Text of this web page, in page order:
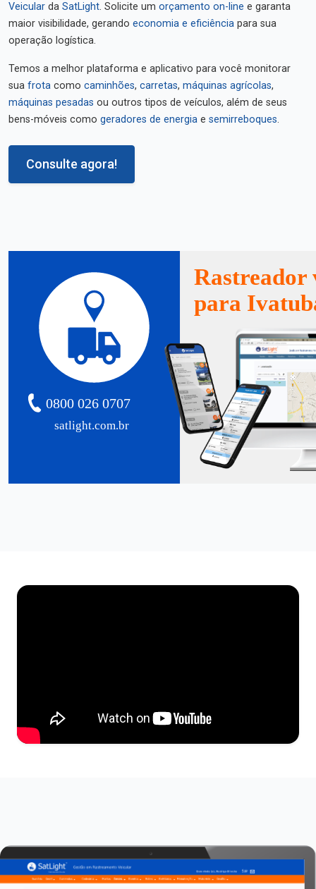
Veicular da SatLight. Solicite um orçamento on-line e garanta
maior visibilidade, gerando economia e eficiência para sua
operação logística.
Temos a melhor plataforma e aplicativo para você monitorar
sua frota como caminhões, carretas, máquinas agrícolas,
máquinas pesadas ou outros tipos de veículos, além de seus
bens-móveis como geradores de energia e semirreboques.
Consulte agora!
satlight.com.br
0800 026 0707
Rastreador
para